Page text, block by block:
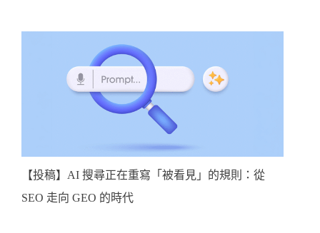
【投稿】AI 搜尋正在重寫「被看見」的規則：從
SEO 走向 GEO 的時代